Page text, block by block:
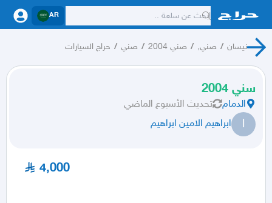
AR
نيسان / صني, / صني 2004 / صني / حراج السيارات
سني 2004
الدمام تحديث الأسبوع الماضي
ا ابراهيم الامين ابراهيم
4,000